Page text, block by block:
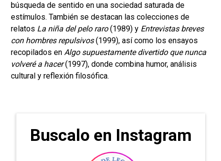
búsqueda de sentido en una sociedad saturada de
estímulos. También se destacan las colecciones de
relatos La niña del pelo raro(1989) y Entrevistas breves
con hombres repulsivos(1999), así como los ensayos
recopilados en Algo supuestamente divertido que nunca
volveré a hacer(1997), donde combina humor, análisis
cultural y reflexión filosófica.
Buscalo en Instagram